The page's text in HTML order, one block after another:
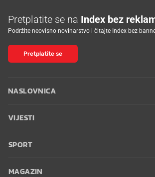
Pretplatite se na Index bez
Podržite neovisno novinarstvo i čitajte Index bez
Pretplatite se
NASLOVNICA
VIJESTI
SPORT
MAGAZIN